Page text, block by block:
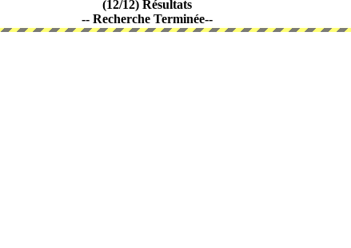
(12/12) Résultats
-- Recherche Terminée--